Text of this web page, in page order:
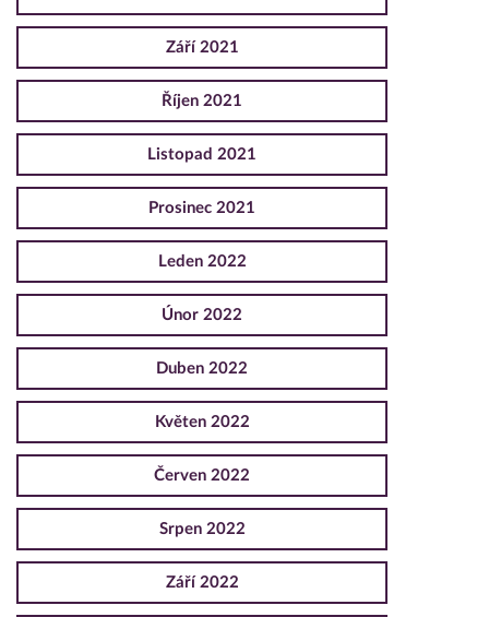
Září 2021
Říjen 2021
Listopad 2021
Prosinec 2021
Leden 2022
Únor 2022
Duben 2022
Květen 2022
Červen 2022
Srpen 2022
Září 2022